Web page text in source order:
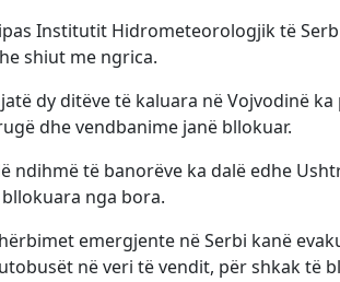
Institutit Hidrometeorologjik të
shiut me ngrica.
dy ditëve të kaluara në Vojvodinë
dhe vendbanime janë bllokuar.
ndihmë të banorëve ka dalë edhe
bllokuara nga bora.
emergjente në Serbi kanë
në veri të vendit, për shkak të